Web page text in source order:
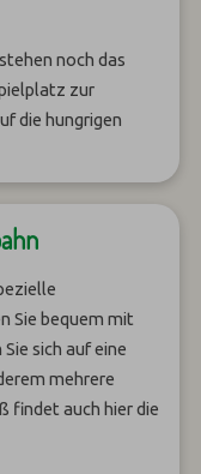
noch das
zur
die hungrigen
Sie bequem mit
sich auf eine
mehrere
findet auch hier die